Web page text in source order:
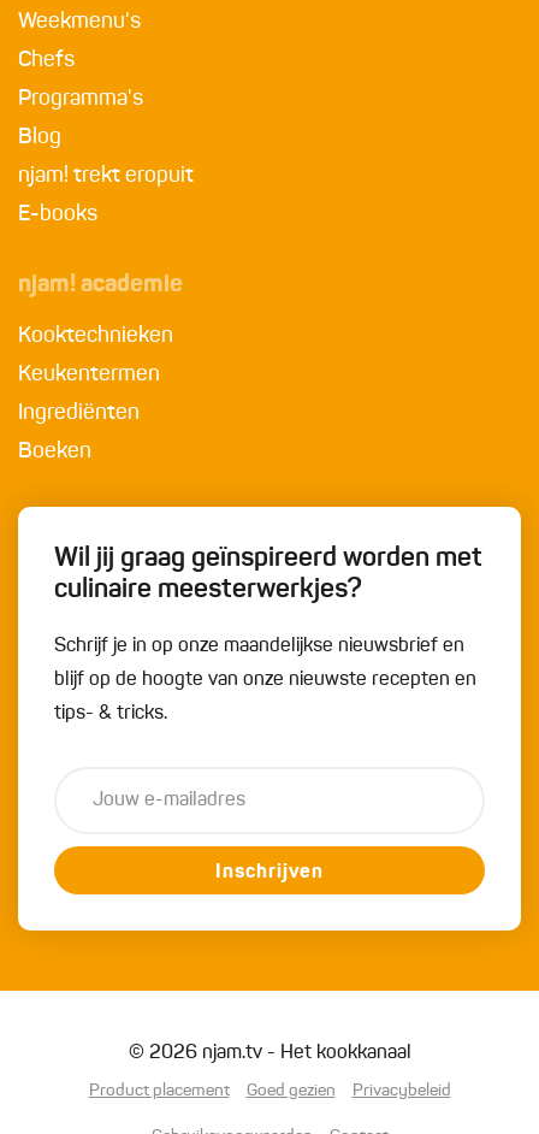
Weekmenu's
Chefs
Programma's
Blog
njam! trekt eropuit
E-books
njam! academie
Kooktechnieken
Keukentermen
Ingrediënten
Boeken
Wil jij graag geïnspireerd worden met
culinaire meesterwerkjes?
Schrijf je in op onze maandelijkse nieuwsbrief en
blijf op de hoogte van onze nieuwste recepten en
tips- & tricks.
Inschrijven
© 2026 njam.tv - Het kookkanaal
Product placement Goed gezien Privacybeleid